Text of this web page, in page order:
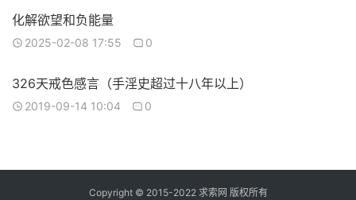
化解欲望和负能量
2025-02-08 17:55 0
326天戒色感言（手淫史超过十八年以上）
2019-09-14 10:04 0
Copyright © 2015-2022 求索网 版权所有